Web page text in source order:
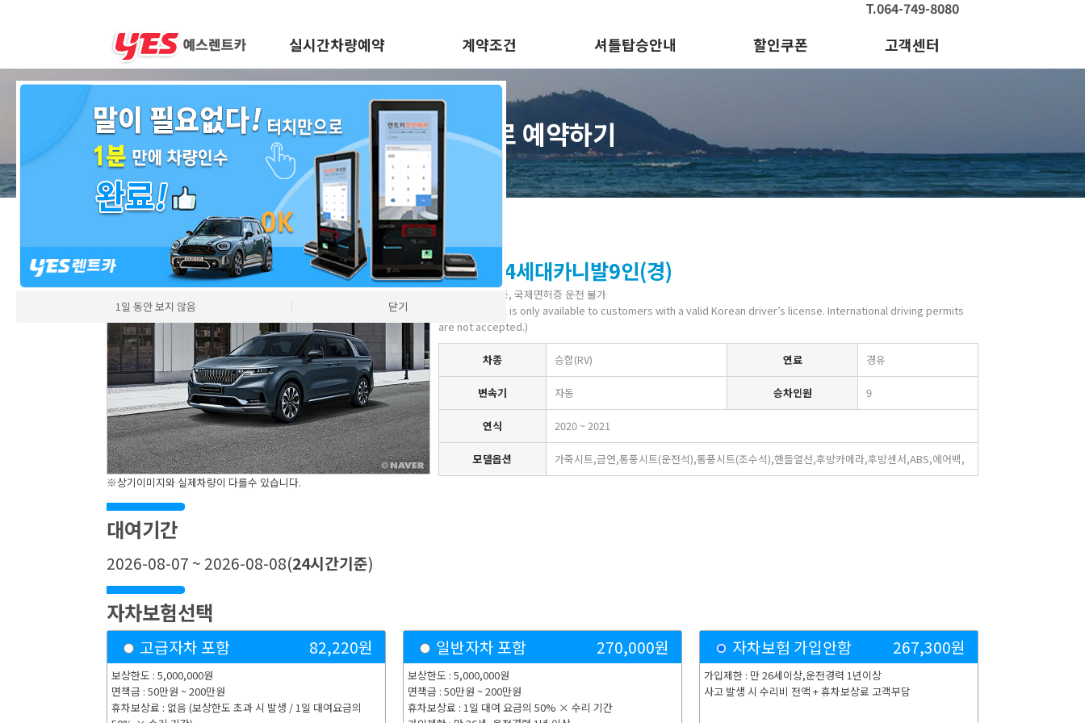
실시간차량예약 계약조건 셔틀탑승안내 할인쿠폰
T.064-749-8080
고객센터
바로 예약하기
차량모델
※상기이미지와 실제차량이 다를수 있습니다.
2020 4세대카니발9인(경)
주한미군 면허증, 국제면허증 운전 불가
(Vehicle rental is only available to customers with a valid Korean driver’s license. International driving permits
are not accepted.)
차종 승합(RV) 연료 경유
변속기 자동 승차인원 9
연식 2020 ~ 2021
모델옵션 가죽시트,금연,통풍시트(운전석),통풍시트(조수석),핸들열선,후방카메라,후방센서,ABS,에어백,
대여기간
2026-08-07 ~ 2026-08-08(24시간기준)
자차보험선택
고급자차 포함 82,220원
보상한도 : 5,000,000원
면책금 : 50만원 ~ 200만원
휴차보상료 : 없음 (보상한도 초과 시 발생 / 1일 대여요금의
일반자차 포함 270,000원
보상한도 : 5,000,000원
면책금 : 50만원 ~ 200만원
휴차보상료 : 1일 대여 요금의 50% × 수리 기간
자차보험 가입안함 267,300원
가입제한 : 만 26세이상,운전경력 1년이상
사고 발생 시 수리비 전액 + 휴차보상료 고객부담
1일 동안 보지 않음 │ 닫기